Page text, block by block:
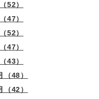
52）
47）
52）
47）
43）
48）
42）